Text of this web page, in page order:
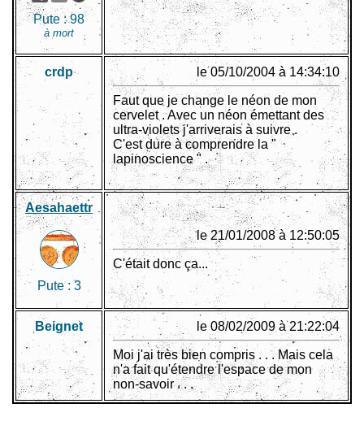
Pute :98
à mort
crdp le 05/10/2004 à 14:34:10
Faut que je change le néon de mon
cervelet . Avec un néon émettant des
ultra-violets j'arriverais à suivre .
C'est dure à comprendre la "
lapinoscience " .
Aesahaettr
Pute : 3
le 21/01/2008 à 12:50:05
C'était donc ça...
Beignet le 08/02/2009 à 21:22:04
Moi j'ai très bien compris . . . Mais cela
n'a fait qu'étendre l'espace de mon
non-savoir . . .